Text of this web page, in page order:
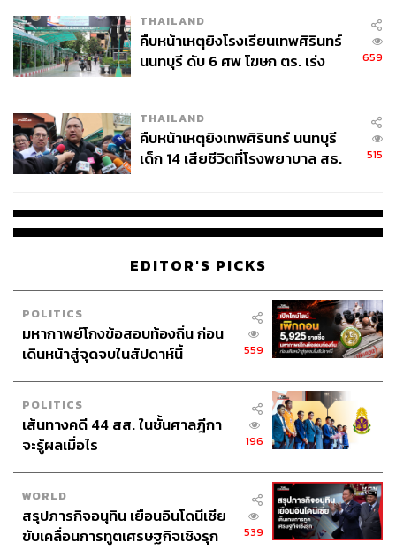
ในรัฐแอริโซนาที่ 93 ต่อ 6 คะแนน ตามด้วย ส.ส. โหวต
คว่ำด้วยคะแนน 303 ต่อ 121 เสียง
ขณะที่ญัตติขอไม่รับรองชัยชนะของไบเดนในรัฐเพน
ซิลเวเนีย ถูกปัดตกอีกเช่นกันโดยวุฒิสภา ด้วยคะแนน
โหวตคัดค้านเช่นกัน
นอกจากรัฐแอริโซนาและเพนซิลเวเนียแล้ว รีพับลิกันยัง
พยายามคัดค้านผลการเลือกตั้งในจอร์เจีย เนวาดา และ
มิชิแกนด้วย แต่ไม่เป็นผล
สนับสนุนกลับบ้าน แต่เสริมว่า “ผมเข้าใจความเจ็บปวด
ที่มันเป็นชัยชนะของพวกเรา และทุกคนก็รู้ดี แต่ตอนนี้
พวกคุณกลับบ้านเถอะ เราจำเป็นต้องมีสันติภาพ”
แต่ผ่านไปไม่นาน ทรัมป์ออกมาชื่นชมการก่อเหตุครั้งนี้
ว่า “นี่คือสิ่งที่เกิดขึ้นเมื่อชัยชนะอย่างถล่มทลายในการ
เลือกตั้ง ถูกช่วงชิงไปจากเหล่าผู้รักชาติที่ถูกปฏิบัติอย่าง
และสันติภาพ แต่ขอให้จำวันนี้ไปตลอดกาล”
สภาคองเกรสรับรองชัยชนะของไบเดน
เดน ได้รับการรับรองให้เป็นผู้ชนะการเลือกตั้ง
ประธานาธิบดีของสหรัฐฯ อย่างเป็นทางการ หลังสภาค
องเกรสลงมติรับรองผลการโหวตของคณะผู้เลือกตั้ง
THAILAND
คืบหน้าเหตุยิงโรงเรียนเทพศิรินทร์
นนทบุรี ดับ 6 ศพ โฆษก ตร. เร่ง
659
THAILAND
คืบหน้าเหตุยิงเทพศิรินทร์ นนทบุรี
เด็ก 14 เสียชีวิตที่โรงพยาบาล สธ.
515
EDITOR'S PICKS
POLITICS
มหากาพย์โกงข้อสอบท้องถิ่น ก่อน
เดินหน้าสู่จุดจบในสัปดาห์นี้
559
POLITICS
เส้นทางคดี 44 สส. ในชั้นศาลฎีกา
จะรู้ผลเมื่อไร
196
WORLD
สรุปภารกิจอนุทิน เยือนอินโดนีเซีย
ขับเคลื่อนการทูตเศรษฐกิจเชิงรุก
539